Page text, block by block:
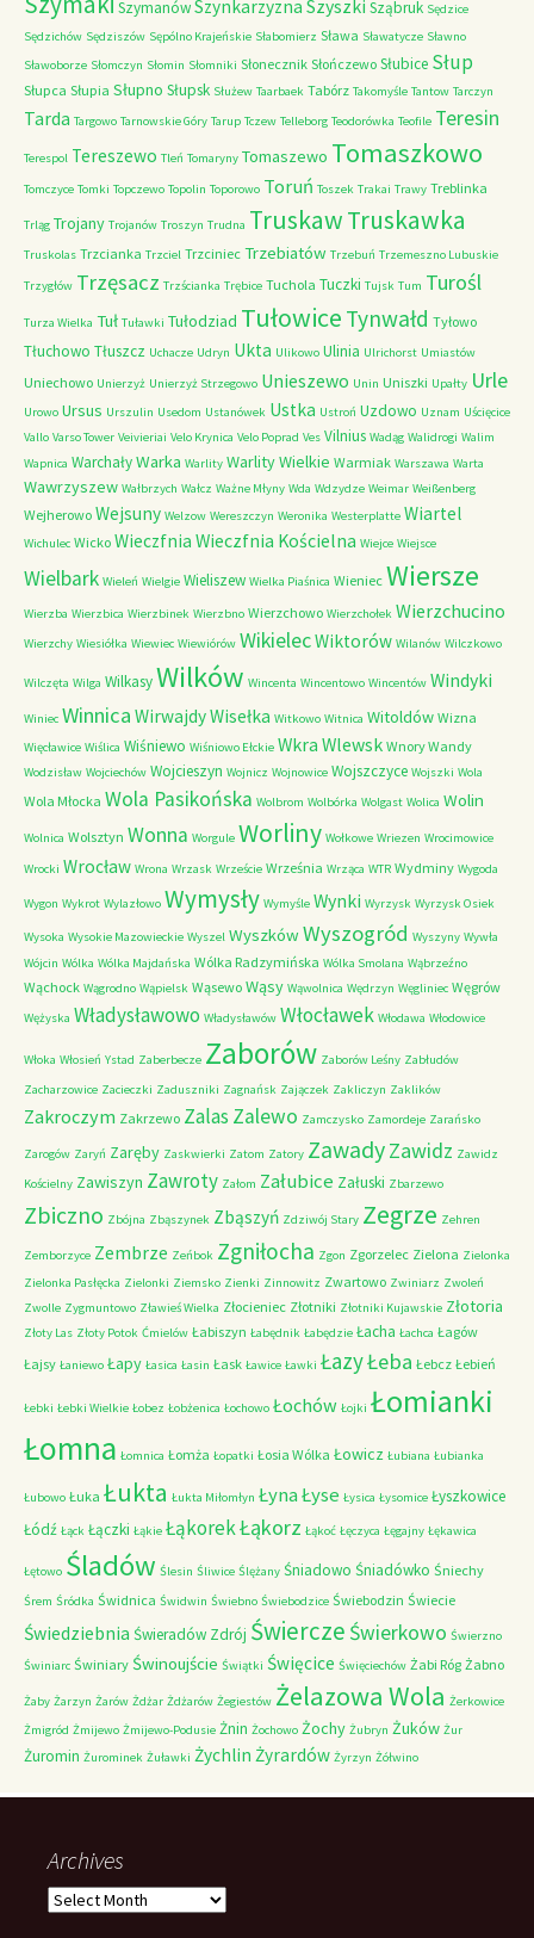
SzymanówSzynkarzyzna Szyszki Sząbruk Sędzice
Sędzichów Sędziszów Sępólno Krajeńskie Słabomierz Sława Sławatycze Sławno
Sławoborze Słomczyn Słomin Słomniki Słonecznik Słończewo Słubice Słup
Słupca Słupia Słupno Słupsk Służew Taarbaek Tabórz Takomyśle Tantow Tarczyn
Tarda Targowo Tarnowskie Góry Tarup Tczew Telleborg Teodorówka Teofile Teresin
Terespol Tereszewo Tleń Tomaryny Tomaszewo Tomaszkowo
Tomczyce Tomki Topczewo Topolin Toporowo Toruń Toszek Trakai Trawy Treblinka
Trląg Trojany Trojanów Troszyn Trudna TruskawTruskawka
Truskolas Trzcianka Trzciel Trzciniec Trzebiatów Trzebuń Trzemeszno Lubuskie
Trzygłów Trzęsacz Trzścianka Trębice Tuchola Tuczki Tujsk Tum Turośl
Turza Wielka Tuł Tuławki Tułodziad Tułowice Tynwałd Tyłowo
Tłuchowo Tłuszcz Uchacze Udryn Ukta Ulikowo Ulinia Ulrichorst Umiastów
Uniechowo Unierzyż Unierzyż Strzegowo Unieszewo Unin Uniszki Upałty Urle
Urowo Ursus Urszulin Usedom Ustanówek Ustka Ustroń Uzdowo Uznam Uścięcice
Vallo Varso Tower Veivieriai Velo Krynica Velo Poprad Ves Vilnius Wadąg Walidrogi Walim
Wapnica WarchałyWarka Warlity Warlity Wielkie Warmiak Warszawa Warta
Wawrzyszew Wałbrzych Wałcz Ważne Młyny Wda Wdzydze Weimar Weißenberg
Wejherowo Wejsuny Welzow Wereszczyn Weronika Westerplatte Wiartel
Wichulec Wicko Wieczfnia Wieczfnia Kościelna Wiejce Wiejsce
Wielbark Wieleń Wielgie Wieliszew Wielka Piaśnica Wieniec Wiersze
Wierzba Wierzbica Wierzbinek Wierzbno Wierzchowo Wierzchołek Wierzchucino
Wierzchy Wiesiółka Wiewiec Wiewiórów WikielecWiktorów Wilanów Wilczkowo
Wilczęta Wilga WilkasyWilków Wincenta Wincentowo Wincentów Windyki
Winiec Winnica WirwajdyWisełka Witkowo Witnica Witoldów Wizna
Więcławice Wiślica Wiśniewo Wiśniowo Ełckie Wkra Wlewsk Wnory Wandy
Wodzisław Wojciechów Wojcieszyn Wojnicz Wojnowice Wojszczyce Wojszki Wola
Wola Młocka Wola Pasikońska Wolbrom Wolbórka Wolgast Wolica Wolin
Wolnica Wolsztyn Wonna Worgule Worliny Wołkowe Wriezen Wrocimowice
Wrocki Wrocław Wrona Wrzask Wrzeście Września Wrząca WTR Wydminy Wygoda
Wygon Wykrot Wylazłowo Wymysły Wymyśle Wynki Wyrzysk Wyrzysk Osiek
Wysoka Wysokie Mazowieckie Wyszel WyszkówWyszogród Wyszyny Wywła
Wójcin Wólka Wólka Majdańska Wólka Radzymińska Wólka Smolana Wąbrzeźno
Wąchock Wągrodno Wąpielsk Wąsewo Wąsy Wąwolnica Wędrzyn Węgliniec Węgrów
Wężyska Władysławowo Władysławów Włocławek Włodawa Włodowice
Włoka Włosień Ystad Zaberbecze Zaborów Zaborów Leśny Zabłudów
Zacharzowice Zacieczki Zaduszniki Zagnańsk Zajączek Zakliczyn Zaklików
Zakroczym Zakrzewo ZalasZalewo Zamczysko Zamordeje Zarańsko
Zarogów Zaryń Zaręby Zaskwierki Zatom Zatory ZawadyZawidz Zawidz
Kościelny Zawiszyn Zawroty Załom Załubice Załuski Zbarzewo
Zbiczno Zbójna Zbąszynek Zbąszyń Zdziwój Stary Zegrze Zehren
Zemborzyce Zembrze Zeńbok Zgniłocha Zgon Zgorzelec Zielona Zielonka
Zielonka Pasłęcka Zielonki Ziemsko Zienki Zinnowitz Zwartowo Zwiniarz Zwoleń
Zwolle Zygmuntowo Zławieś Wielka Złocieniec Złotniki Złotniki Kujawskie Złotoria
Złoty Las Złoty Potok Ćmielów Łabiszyn Łabędnik Łabędzie Łacha Łachca Łagów
Łajsy Łaniewo Łapy Łasica Łasin Łask Ławice Ławki ŁazyŁeba Łebcz Łebień
Łebki Łebki Wielkie Łobez Łobżenica Łochowo Łochów Łojki Łomianki
Łomna Łomnica Łomża Łopatki Łosia Wólka Łowicz Łubiana Łubianka
Łubowo Łuka Łukta Łukta Miłomłyn ŁynaŁyse Łysica Łysomice Łyszkowice
Łódź Łąck Łączki Łąkie ŁąkorekŁąkorz Łąkoć Łęczyca Łęgajny Łękawica
Łętowo Śladów Ślesin Śliwice Ślężany Śniadowo Śniadówko Śniechy
Śrem Śródka Świdnica Świdwin Świebno Świebodzice Świebodzin Świecie
Świedziebnia Świeradów Zdrój Świercze Świerkowo Świerzno
Świniarc Świniary Świnoujście Świątki Święcice Święciechów Żabi Róg Żabno
Żaby Żarzyn Żarów Żdżar Żdżarów Żegiestów Żelazowa Wola Żerkowice
Żmigród Żmijewo Żmijewo-Podusie Żnin Żochowo Żochy Żubryn Żuków Żur
Żuromin Żurominek Żuławki Żychlin Żyrardów Żyrzyn Żółwino
Archives
Archives